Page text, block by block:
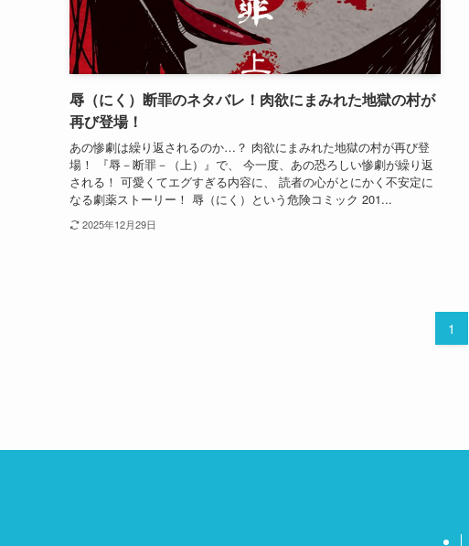
辱（にく）断罪のネタバレ！肉欲にまみれた地獄の村が
再び登場！
あの惨劇は繰り返されるのか…？ 肉欲にまみれた地獄の村が再び登
場！ 『辱－断罪－（上）』で、 今一度、あの恐ろしい惨劇が繰り返
される！ 可愛くてエグすぎる内容に、 読者の心がとにかく不安定に
なる劇薬ストーリー！ 辱（にく）という危険コミック 201...
2025年12月29日
1